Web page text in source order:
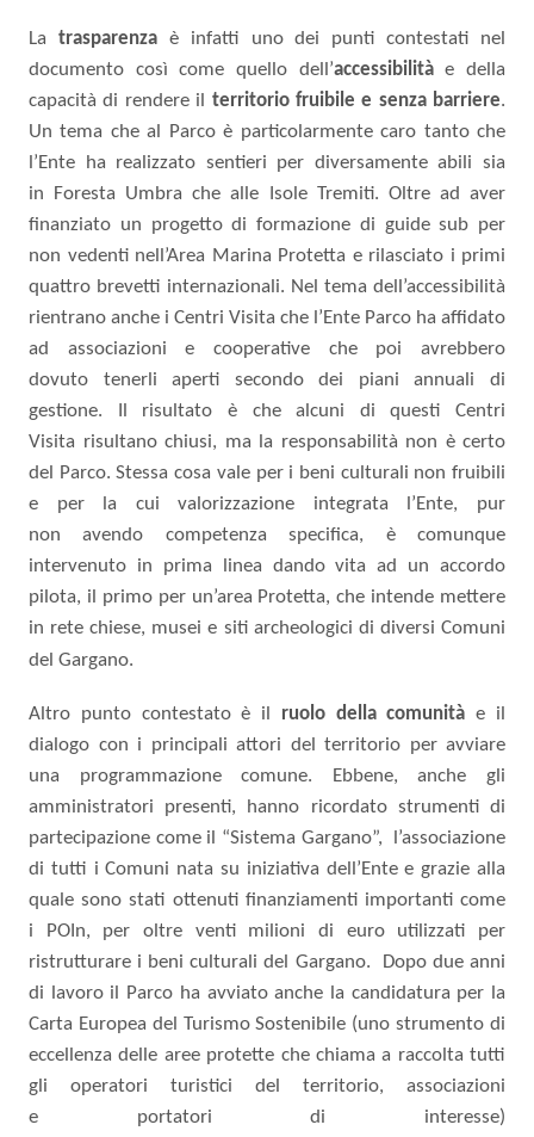
La trasparenza è infatti
uno dei punti contestati nel
documento così come quello dell’accessibilità e della
capacità di rendere il
territorio fruibile e senza barriere.
Un tema che al Parco è particolarmente caro tanto che
l’Ente ha realizzato sentieri per diversamente abili sia
in
Foresta Umbra che alle Isole Tremiti. Oltre ad aver
finanziato un progetto di formazione di guide sub per
non vedenti nell’Area Marina Protetta e rilasciato i primi
quattro brevetti internazionali. Nel tema dell’accessibilità
rientrano anche i Centri Visita che l’Ente Parco ha affidato
ad
associazioni e cooperative
che poi avrebbero
dovuto
tenerli aperti secondo dei piani annuali di
gestione. Il
risultato è che alcuni di
questi Centri
Visita risultano chiusi, ma la responsabilità non è certo
del Parco. Stessa cosa vale per i beni culturali non fruibili
e per la cui valorizzazione integrata
l’Ente, pur
non
avendo competenza specifica,
è comunque
intervenuto in prima
linea dando vita ad un accordo
pilota, il primo per un’area Protetta, che intende mettere
in rete chiese, musei e siti archeologici di diversi Comuni
del Gargano.
Altro punto contestato è il ruolo della comunità e il
dialogo con i principali attori del territorio per avviare
una programmazione comune.
Ebbene, anche
gli
amministratori presenti, hanno ricordato strumenti di
partecipazione come il “Sistema Gargano”,
l’associazione
di tutti i Comuni nata su iniziativa dell’Ente e grazie alla
quale sono stati ottenuti finanziamenti importanti come
i
POIn, per
oltre venti milioni di euro utilizzati per
ristrutturare i beni culturali del Gargano.
Dopo due anni
di
lavoro il Parco ha avviato anche la candidatura per la
Carta Europea del Turismo Sostenibile (uno strumento di
eccellenza delle aree protette che chiama a raccolta tutti
gli operatori turistici del territorio, associazioni
e
portatori di interesse)